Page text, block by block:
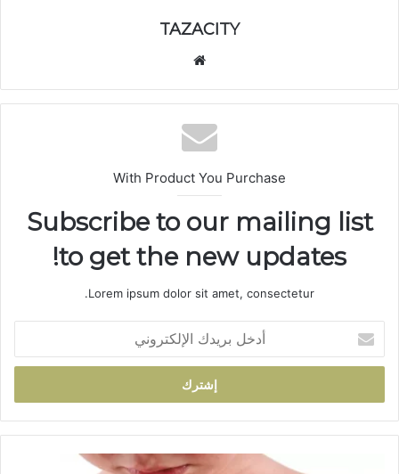
TAZACITY
الوي
ب
With Product You Purchase
Subscribe to our mailing list
to get the new updates!
Lorem ipsum dolor sit amet, consectetur.
خ
ب
ر